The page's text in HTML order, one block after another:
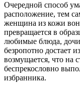
Очередной способ
расположение, тем
женщина из кожи вон
превращается в
любимые блюда,
безропотно достает
возмущается, что на
беспрекословно
избранника.